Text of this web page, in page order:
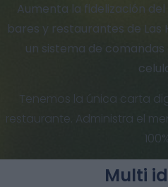
Aumenta la fidelización
bares y restaurantes de
un sistema de
Tenemos la única carta
restaurante. Administra el
Multi